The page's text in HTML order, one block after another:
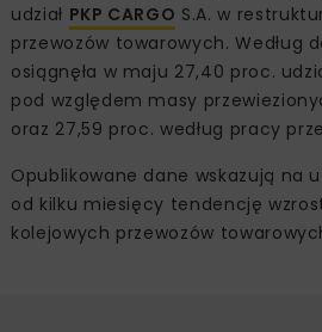
udział PKP CARGO S.A. w
przewozów towarowych. Według
osiągnęła w maju 27,40 proc.
pod względem masy
oraz 27,59 proc. według pracy
Opublikowane dane wskazują na
od kilku miesięcy tendencję
kolejowych przewozów